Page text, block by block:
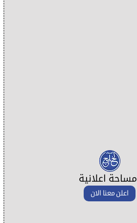
مساحة اعلانية
اعلن معنا الان